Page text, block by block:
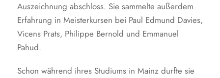
Auszeichnung abschloss. Sie sammelte außerdem
Erfahrung in Meisterkursen bei Paul Edmund Davies,
Vicens Prats, Philippe Bernold und Emmanuel
Pahud.
Schon während ihres Studiums in Mainz durfte sie